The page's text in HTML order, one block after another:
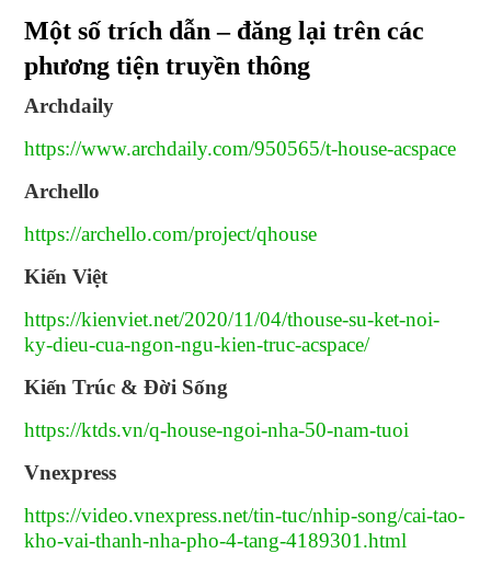
Một số trích dẫn – đăng lại trên các
phương tiện truyền thông
Archdaily
https://www.archdaily.com/950565/t-house-acspace
Archello
https://archello.com/project/qhouse
Kiến Việt
https://kienviet.net/2020/11/04/thouse-su-ket-noi-
ky-dieu-cua-ngon-ngu-kien-truc-acspace/
Kiến Trúc & Đời Sống
https://ktds.vn/q-house-ngoi-nha-50-nam-tuoi
Vnexpress
https://video.vnexpress.net/tin-tuc/nhip-song/cai-tao-
kho-vai-thanh-nha-pho-4-tang-4189301.html